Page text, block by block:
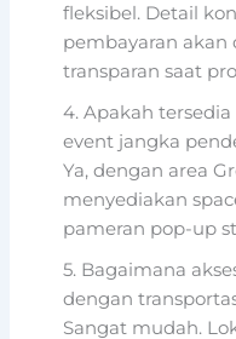
fleksibel. Detail
pembayaran akan
transparan saat
4. Apakah
event jangka
Ya, dengan area
menyediakan
pameran pop-up
5. Bagaimana
dengan
Sangat mudah.